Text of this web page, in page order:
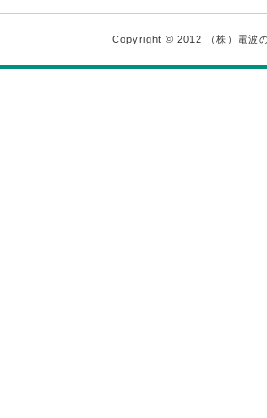
Copyright © 2012 （株）電波